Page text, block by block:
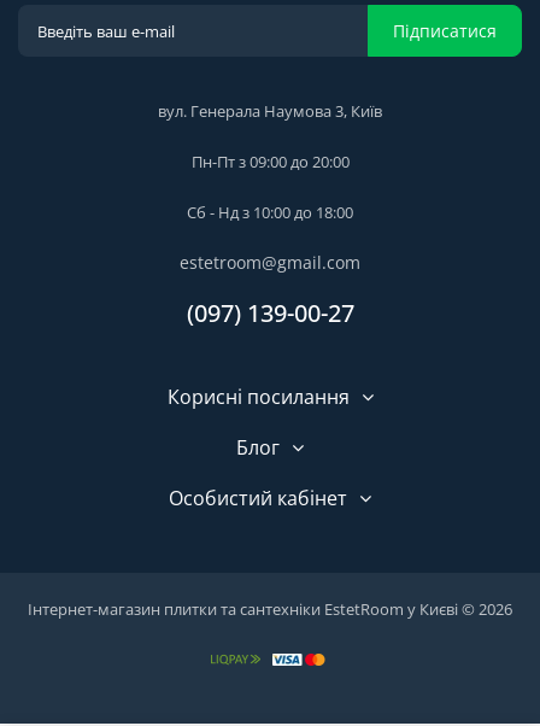
Підписатися
вул. Генерала Наумова 3, Київ
Пн-Пт з 09:00 до 20:00
Сб - Нд з 10:00 до 18:00
estetroom@gmail.com
(097) 139-00-27
Корисні посилання
Блог
Особистий кабінет
Інтернет-магазин плитки та сантехніки EstetRoom у Києві © 2026